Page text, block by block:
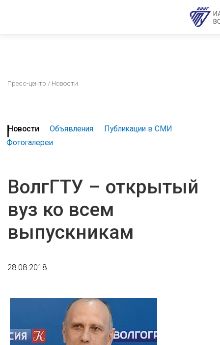
Пресс-центр / Новости
Новости Объявления
Публикации в СМИ
Фотогалереи
ВолгГТУ – открытый
вуз ко всем
выпускникам
28.08.2018